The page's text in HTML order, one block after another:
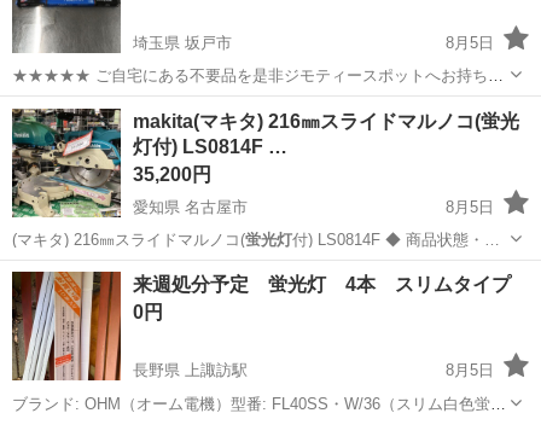
埼玉県 坂戸市
8月5日
★★★★★ ご自宅にある不要品を是非ジモティースポットへお持ち込
みしませんか？ 家電、趣味・スポーツ・レジャー用品、こども用品、
衣料服飾品、生活雑貨、家具、本、CD・DVDなどが無料でまとめて持
ち込めます！ ※詳細はこ...
埼玉 坂戸市 スポット
makita(マキタ) 216㎜スライドマルノコ(蛍光
灯付) LS0814F …
35,200円
愛知県 名古屋市
8月5日
(マキタ) 216㎜スライドマルノコ(蛍光灯 付) LS0814F ◆ 商品状態・…
愛知 名古屋市 その他 スライドマルノコ
来週処分予定 蛍光灯 4本 スリムタイプ
0円
長野県 上諏訪駅
8月5日
ブランド: OHM（オーム電機）型番: FL40SS・W/36（スリム白色蛍光